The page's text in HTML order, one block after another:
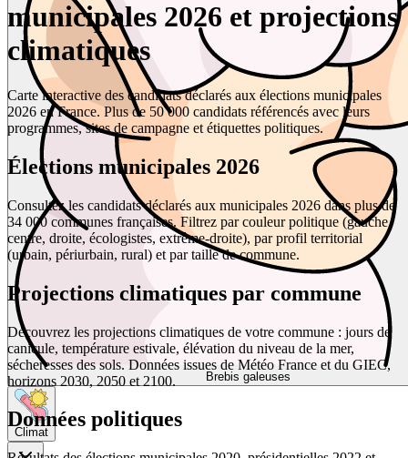
Brebis galeuses
Climat
municipales 2026 et projections
climatiques
Carte interactive des candidats déclarés aux élections municipales
2026 en France. Plus de 50 000 candidats référencés avec leurs
programmes, sites de campagne et étiquettes politiques.
Élections municipales 2026
Consultez les candidats déclarés aux municipales 2026 dans plus de
34 000 communes françaises. Filtrez par couleur politique (gauche,
centre, droite, écologistes, extrême-droite), par profil territorial
(urbain, périurbain, rural) et par taille de commune.
Projections climatiques par commune
Découvrez les projections climatiques de votre commune : jours de
canicule, température estivale, élévation du niveau de la mer,
sécheresses des sols. Données issues de Météo France et du GIEC,
horizons 2030, 2050 et 2100.
Données politiques